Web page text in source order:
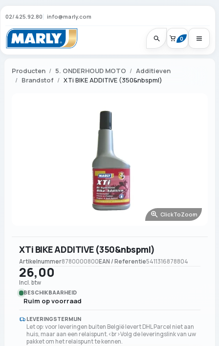
02/425.92.80 info@marly.com
0
Producten 5. ONDERHOUD MOTO
Additieven
Brandstof
XTi BIKE ADDITIVE (350&nbspml)
ClickToZoom
XTi BIKE ADDITIVE (350&nbspml)
Artikelnummer8780000800EAN / Referentie5411316878804
26,00
Incl. btw
BESCHIKBAARHEID
Ruim op voorraad
LEVERINGSTERMIJN
Let op: voor leveringen buiten België levert DHL Parcel niet aan
huis, maar aan een relaispunt.<br>Volg de leveringslink van uw
pakket om het relaispunt te kennen.